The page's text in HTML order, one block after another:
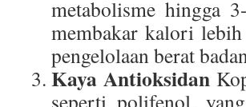
metabolisme hingga
membakar kalori
pengelolaan berat
Kaya Antioksidan
seperti polifenol,